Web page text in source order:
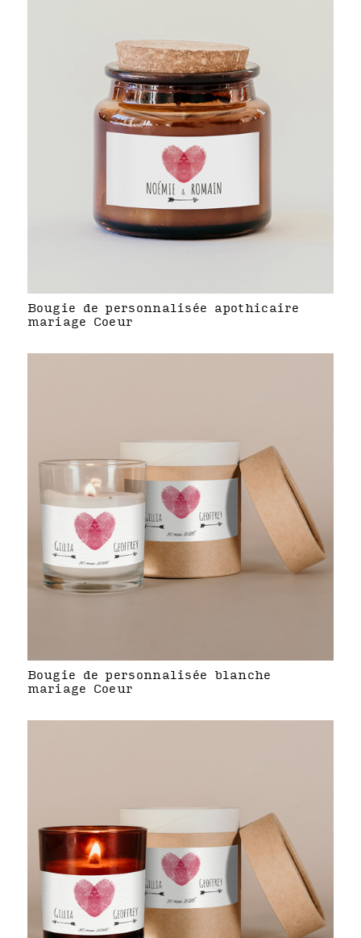
Bougie de personnalisée apothicaire
mariage Coeur
Bougie de personnalisée blanche
mariage Coeur